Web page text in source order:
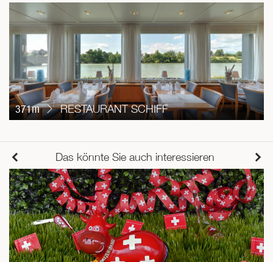
371m RESTAURANT SCHIFF
Das könnte Sie auch interessieren